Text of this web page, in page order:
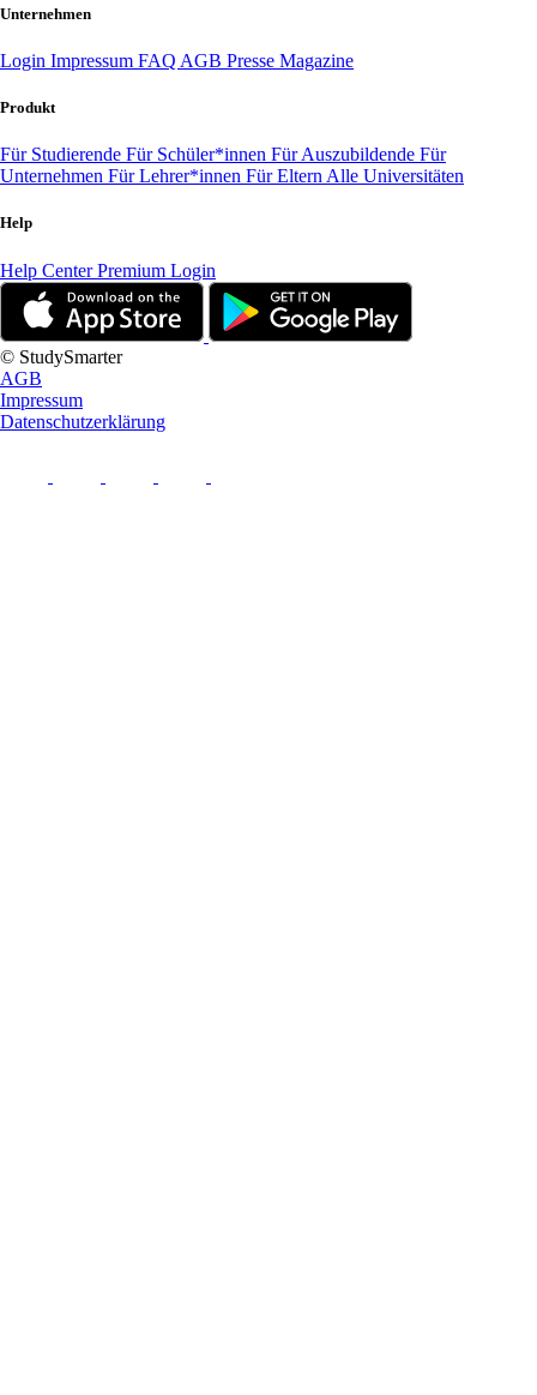
Unternehmen
Login Impressum FAQ AGB Presse Magazine
Produkt
Für Studierende Für Schüler*innen Für Auszubildende Für
Unternehmen Für Lehrer*innen Für Eltern Alle Universitäten
Help
Help CenterPremium Login
© StudySmarter
AGB
Impressum
Datenschutzerklärung